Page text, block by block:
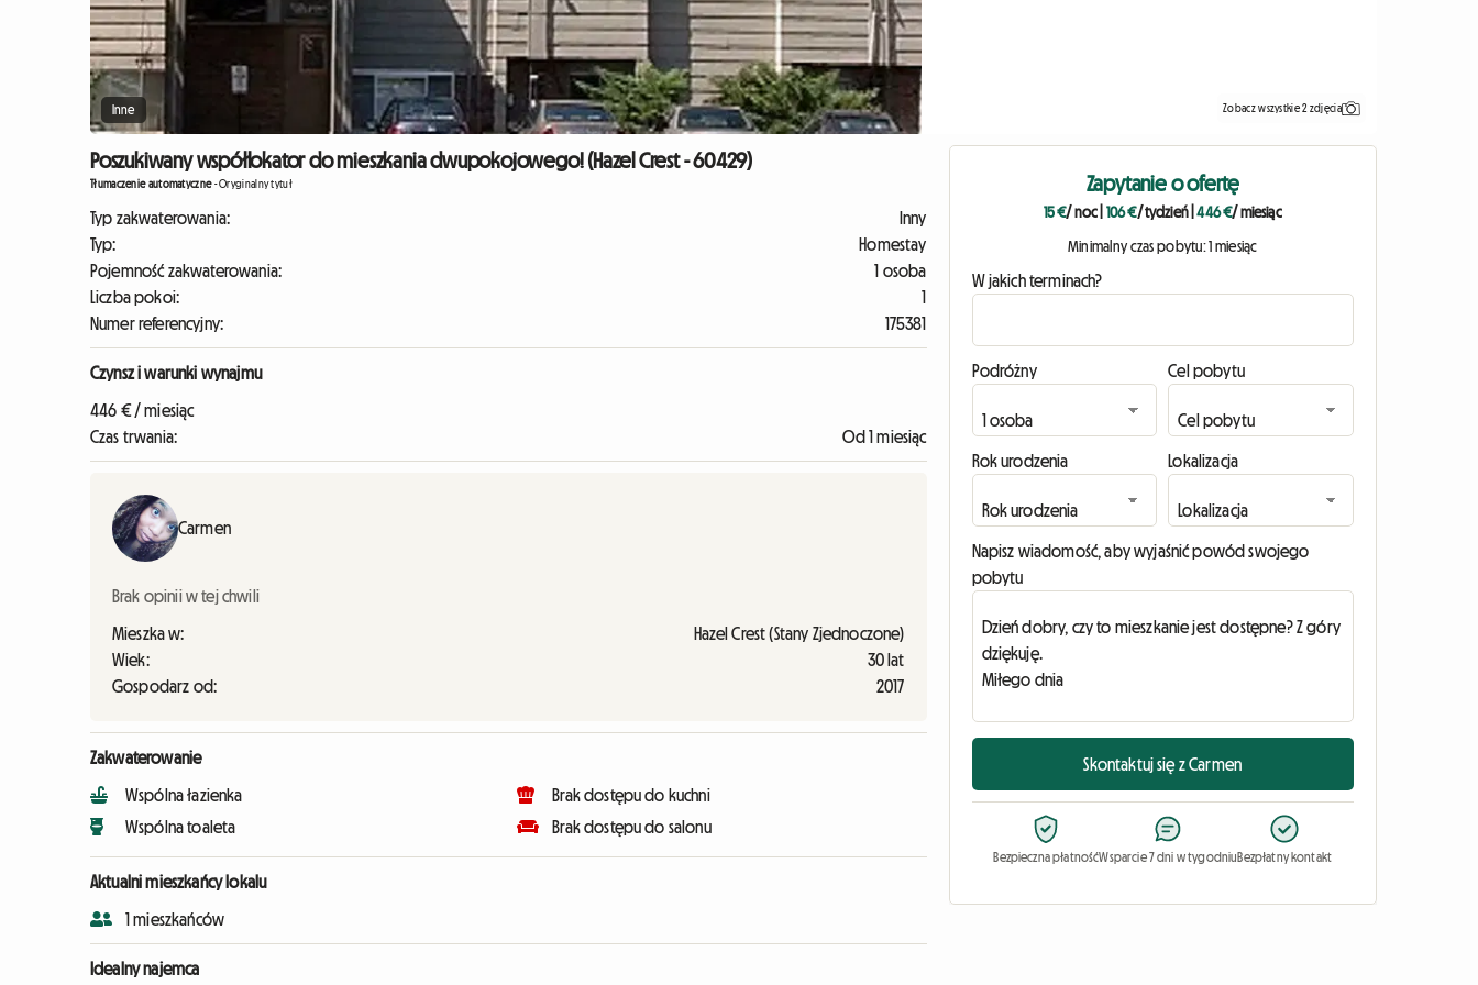
Inne Zobacz wszystkie 2 zdjęcia
Poszukiwany współlokator do mieszkania dwupokojowego! (Hazel Crest - 60429)
Tłumaczenie automatyczne-Oryginalny tytuł
Typ zakwaterowania:
Inny
Typ:
Homestay
Pojemność zakwaterowania:
1 osoba
Liczba pokoi:
1
Numer referencyjny:
175381
Czynsz i warunki wynajmu
446 € / miesiąc
Czas trwania:
Od 1 miesiąc
Carmen
Brak opinii w tej chwili
Mieszka w:
Hazel Crest (Stany Zjednoczone)
Wiek:
30 lat
Gospodarz od:
2017
Zakwaterowanie
Wspólna łazienka
Wspólna toaleta
Brak dostępu do kuchni
Brak dostępu do salonu
Aktualni mieszkańcy lokalu
1 mieszkańców
Idealny najemca
Zapytanie o ofertę
15 €/ noc 106 €/ tydzień|446 €/ miesiąc
Minimalny czas pobytu: 1 miesiąc
W jakich terminach?
Podróżny Cel pobytu
Rok urodzenia Lokalizacja
Napisz wiadomość, aby wyjaśnić powód swojego
pobytu
Skontaktuj się z Carmen
Bezpieczna płatnośćWsparcie 7 dni w tygodniuBezpłatny kontakt